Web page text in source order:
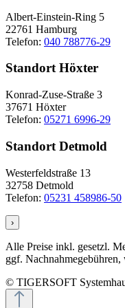
Albert-Einstein-Ring 5
22761 Hamburg
Telefon: 040 788776-29
Standort Höxter
Konrad-Zuse-Straße 3
37671 Höxter
Telefon: 05271 6996-29
Standort Detmold
Westerfeldstraße 13
32758 Detmold
Telefon: 05231 458986-50
›
Alle Preise inkl. gesetzl.
ggf. Nachnahmegebühren,
© TIGERSOFT